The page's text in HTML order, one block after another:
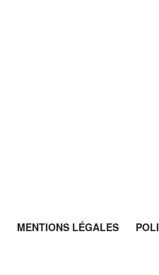
MENTIONS LÉGALES